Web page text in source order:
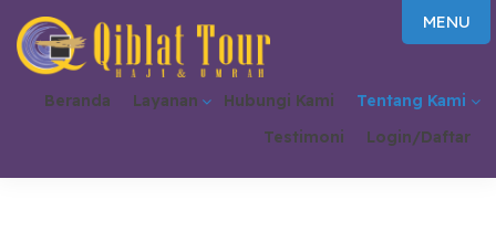
Beranda Layanan Hubungi Kami
Tentang Kami
Testimoni
Login/Daftar
MENU